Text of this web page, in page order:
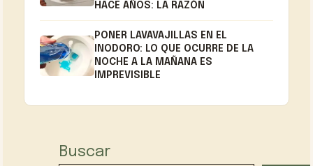
HACE AÑOS: LA RAZÓN
PONER LAVAVAJILLAS EN EL
INODORO: LO QUE OCURRE DE LA
NOCHE A LA MAÑANA ES
IMPREVISIBLE
Buscar